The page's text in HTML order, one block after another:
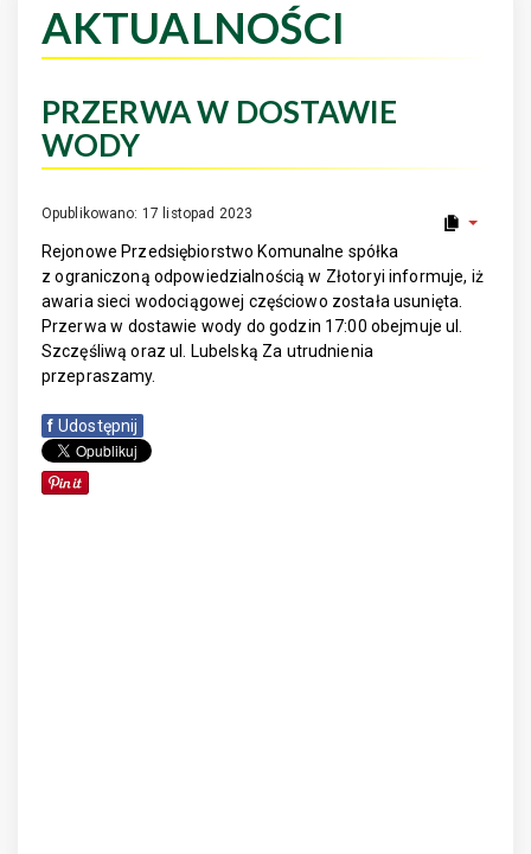
AKTUALNOŚCI
PRZERWA W DOSTAWIE
WODY
Opublikowano: 17 listopad 2023
Rejonowe Przedsiębiorstwo Komunalne spółka
z ograniczoną odpowiedzialnością w Złotoryi informuje, iż
awaria sieci wodociągowej częściowo została usunięta.
Przerwa w dostawie wody do godzin 17:00 obejmuje ul.
Szczęśliwą oraz ul. Lubelską Za utrudnienia
przepraszamy.
f Udostępnij